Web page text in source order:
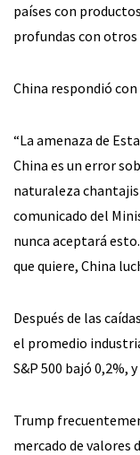
países con
profundas con
China respondió
“La amenaza de
China es un error
naturaleza
comunicado del
nunca aceptará
que quiere, China
Después de las
el promedio
S&P 500 bajó 0,2%,
Trump
mercado de valores